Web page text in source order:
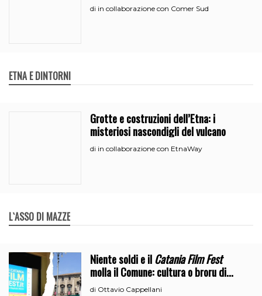
di in collaborazione con Comer Sud
ETNA E DINTORNI
Grotte e costruzioni dell’Etna: i
misteriosi nascondigli del vulcano
di in collaborazione con EtnaWay
L`ASSO DI MAZZE
Niente soldi e ilCatania Film Fest
molla il Comune: cultura o broru di
ciciri?
di Ottavio Cappellani